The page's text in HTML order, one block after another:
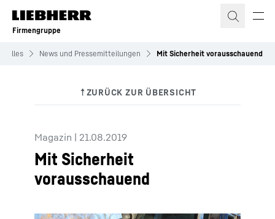
Zum Inhalt springen
Firmengruppe
News und Pressemitteilungen Mit Sicherheit vorausschauend
Magazin | 21.08.2019
Mit Sicherheit
vorausschauend